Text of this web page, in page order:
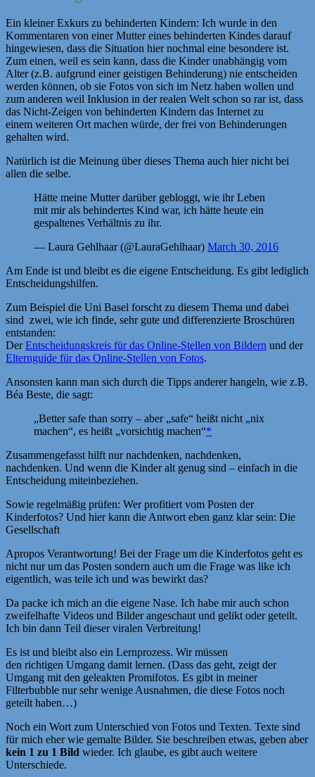
Ein kleiner Exkurs zu behinderten Kindern: Ich wurde in den
Kommentaren von einer Mutter eines behinderten Kindes darauf
hingewiesen, dass die Situation hier nochmal eine besondere ist.
Zum einen, weil es sein kann, dass die Kinder unabhängig vom
Alter (z.B. aufgrund einer geistigen Behinderung) nie entscheiden
werden können, ob sie Fotos von sich im Netz haben wollen und
zum anderen weil Inklusion in der realen Welt schon so rar ist, dass
das Nicht-Zeigen von behinderten Kindern das Internet zu
einem weiteren Ort machen würde, der frei von Behinderungen
gehalten wird.
Natürlich ist die Meinung über dieses Thema auch hier nicht bei
allen die selbe.
Hätte meine Mutter darüber gebloggt, wie ihr Leben
mit mir als behindertes Kind war, ich hätte heute ein
gespaltenes Verhältnis zu ihr.
— Laura Gehlhaar (@LauraGehlhaar) March 30, 2016
Am Ende ist und bleibt es die eigene Entscheidung. Es gibt lediglich
Entscheidungshilfen.
Zum Beispiel die Uni Basel forscht zu diesem Thema und dabei
sind zwei, wie ich finde, sehr gute und differenzierte Broschüren
entstanden:
DerEntscheidungskreis für das Online-Stellen von Bildern und der
Elternguide für das Online-Stellen von Fotos.
Ansonsten kann man sich durch die Tipps anderer hangeln, wie z.B.
Béa Beste, die sagt:
„Better safe than sorry – aber „safe“ heißt nicht „nix
machen“, es heißt „vorsichtig machen“*
Zusammengefasst hilft nur nachdenken, nachdenken,
nachdenken. Und wenn die Kinder alt genug sind – einfach in die
Entscheidung miteinbeziehen.
Sowie regelmäßig prüfen: Wer profitiert vom Posten der
Kinderfotos? Und hier kann die Antwort eben ganz klar sein: Die
Gesellschaft
Apropos Verantwortung! Bei der Frage um die Kinderfotos geht es
nicht nur um das Posten sondern auch um die Frage was like ich
eigentlich, was teile ich und was bewirkt das?
Da packe ich mich an die eigene Nase. Ich habe mir auch schon
zweifelhafte Videos und Bilder angeschaut und gelikt oder geteilt.
Ich bin dann Teil dieser viralen Verbreitung!
Es ist und bleibt also ein Lernprozess. Wir müssen
den richtigen Umgang damit lernen. (Dass das geht, zeigt der
Umgang mit den geleakten Promifotos. Es gibt in meiner
Filterbubble nur sehr wenige Ausnahmen, die diese Fotos noch
geteilt haben…)
Noch ein Wort zum Unterschied von Fotos und Texten. Texte sind
für mich eher wie gemalte Bilder. Sie beschreiben etwas, geben aber
kein 1 zu 1 Bild wieder. Ich glaube, es gibt auch weitere
Unterschiede.